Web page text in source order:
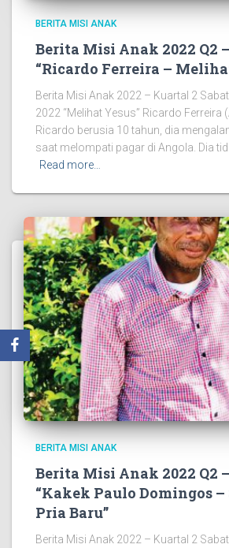
BERITA MISI ANAK
Berita Misi Anak 2022 Q2
“Ricardo Ferreira –
Berita Misi Anak 2022 – Kuartal 2
2022 “Melihat Yesus” Ricardo
Ricardo berusia 10 tahun, dia
saat melompati pagar di Angola. Dia
Read more…
BERITA MISI ANAK
Berita Misi Anak 2022 Q2
“Kakek Paulo Domingos –
Pria Baru”
Berita Misi Anak 2022 – Kuartal 2